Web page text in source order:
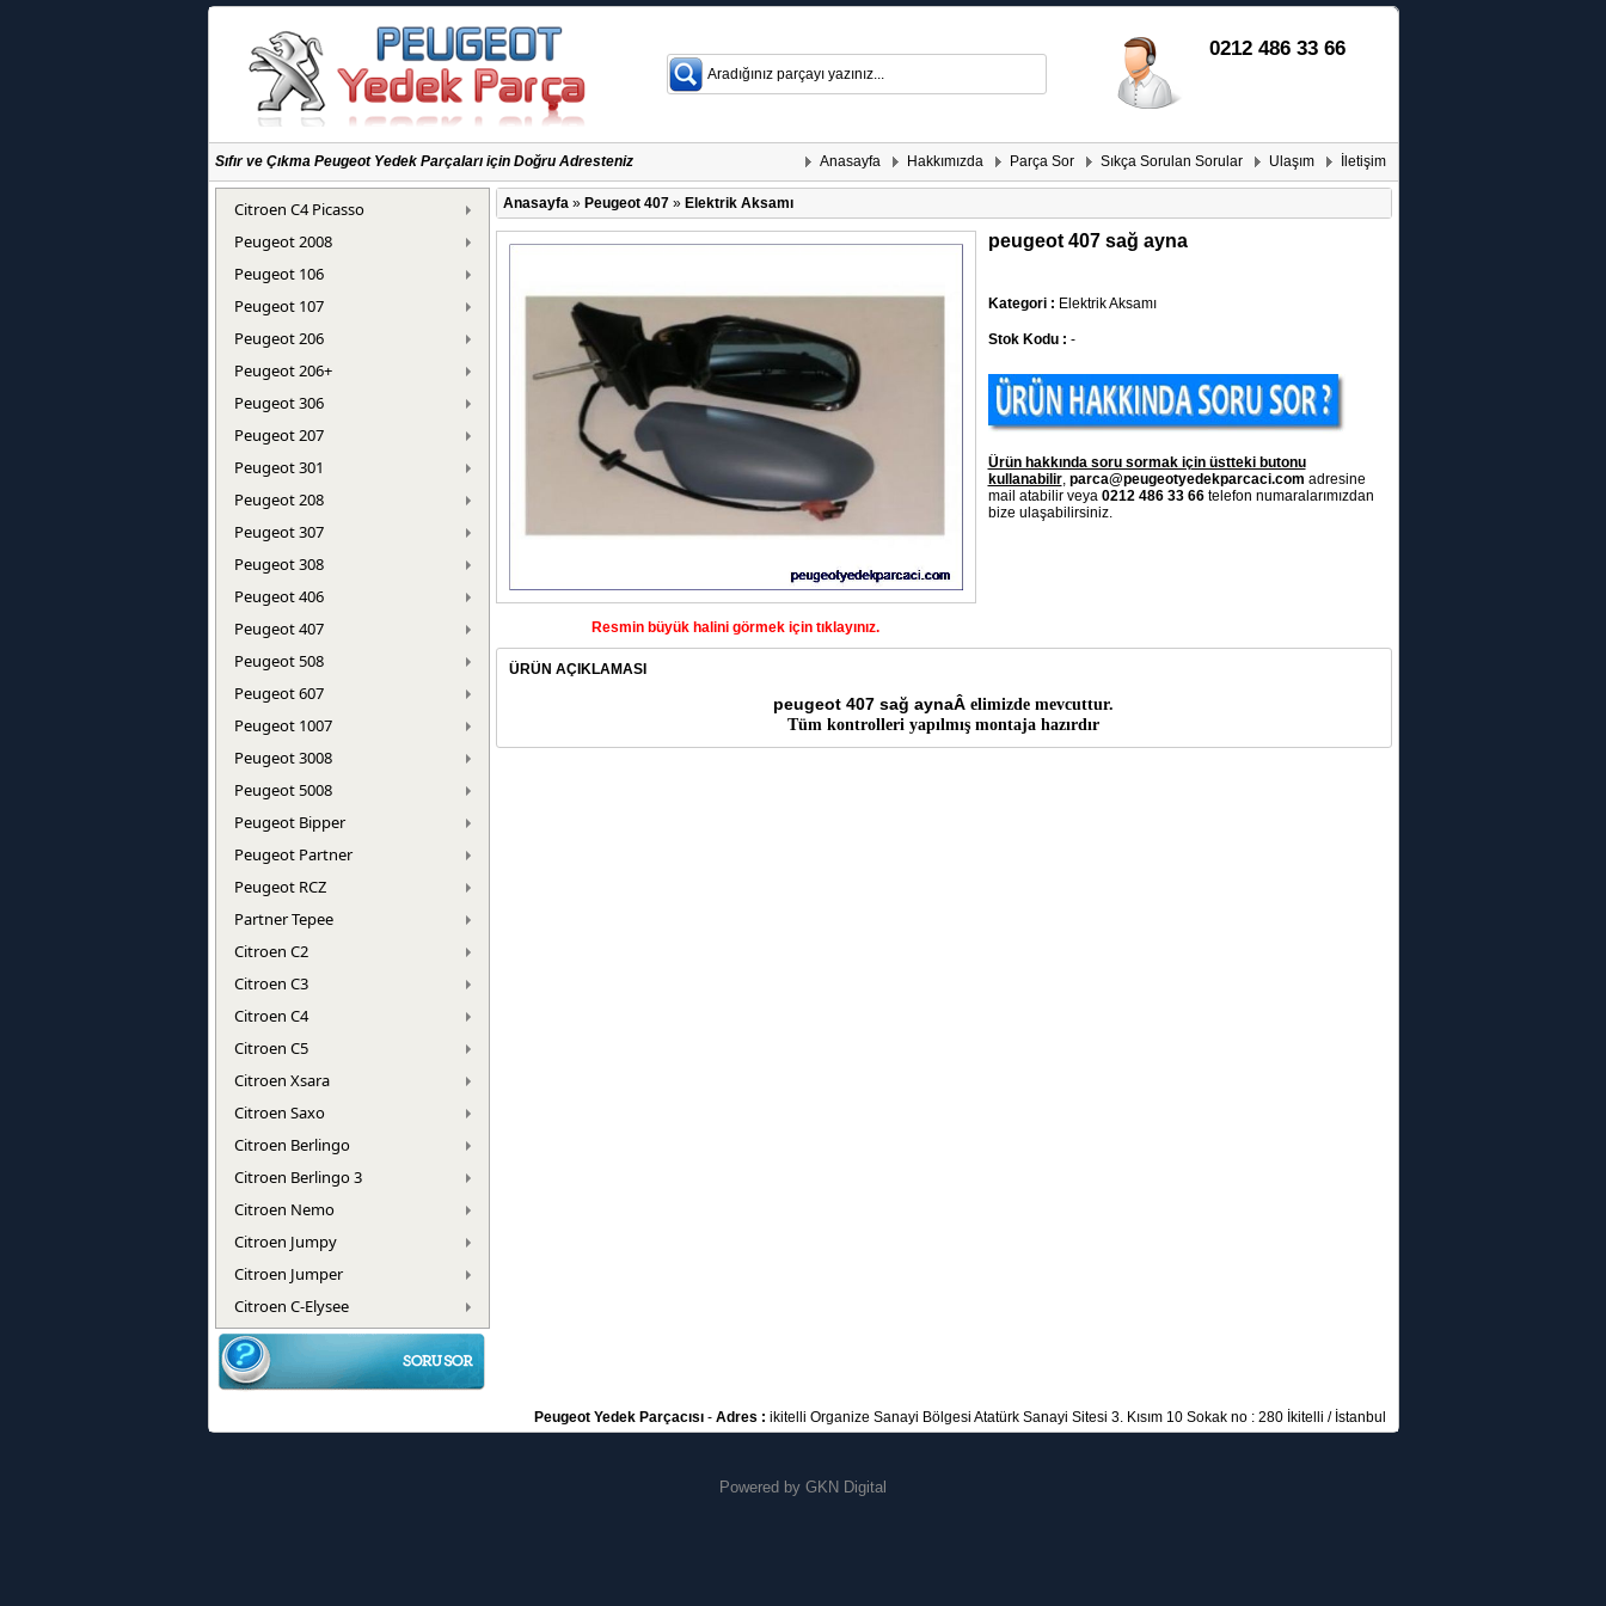
0212 486 33 66
Sıfır ve Çıkma Peugeot Yedek Parçaları için Doğru Adresteniz Anasayfa Hakkımızda Parça Sor Sıkça Sorulan Sorular Ulaşım İletişim
Citroen C4 Picasso
Peugeot 2008
Peugeot 106
Peugeot 107
Peugeot 206
Peugeot 206+
Peugeot 306
Peugeot 207
Peugeot 301
Peugeot 208
Peugeot 307
Peugeot 308
Peugeot 406
Peugeot 407
Peugeot 508
Peugeot 607
Peugeot 1007
Peugeot 3008
Peugeot 5008
Peugeot Bipper
Peugeot Partner
Peugeot RCZ
Partner Tepee
Citroen C2
Citroen C3
Citroen C4
Citroen C5
Citroen Xsara
Citroen Saxo
Citroen Berlingo
Citroen Berlingo 3
Citroen Nemo
Citroen Jumpy
Citroen Jumper
Citroen C-Elysee
Anasayfa» Peugeot 407» Elektrik Aksamı
Resmin büyük halini görmek için tıklayınız.
peugeot 407 sağ ayna
Kategori : Elektrik Aksamı
Stok Kodu : -
Ürün hakkında soru sormak için üstteki butonu
kullanabilir, parca@peugeotyedekparcaci.com adresine
mail atabilir veya 0212 486 33 66telefon numaralarımızdan
bize ulaşabilirsiniz.
ÜRÜN AÇIKLAMASI
peugeot 407 sağ aynaÂ elimizde mevcuttur.
Tüm kontrolleri yapılmış montaja hazırdır
Peugeot Yedek Parçacısı- Adres : ikitelli Organize Sanayi Bölgesi Atatürk Sanayi Sitesi 3. Kısım 10 Sokak no : 280 İkitelli / İstanbul
Powered by GKN Digital